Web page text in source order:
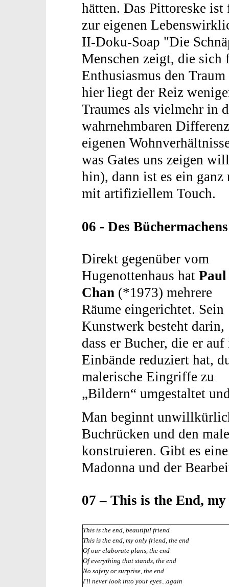
hätten. Das Pittoreske
zur eigenen
II-Doku-Soap "Die
Menschen zeigt, die
Enthusiasmus den
hier liegt der Reiz
Traumes als vielmehr in
wahrnehmbaren
eigenen
was Gates uns zeigen
hin), dann ist es ein
mit artifiziellem Touch.
06 - Des
Direkt gegenüber vom
Hugenottenhaus hat Paul
Chan (*1973) mehrere
Räume eingerichtet. Sein
Kunstwerk besteht darin,
dass er Bucher, die er auf
Einbände reduziert hat,
malerische Eingriffe zu
„Bildern“ umgestaltet
Man beginnt
Buchrücken und den
konstruieren. Gibt es
Madonna und der
07 – This is the End,
This is the end, beautiful friend
This is the end, my only friend, the end
Of our elaborate plans, the end
Of everything that stands, the end
No safety or surprise, the end
I'll never look into your eyes...again